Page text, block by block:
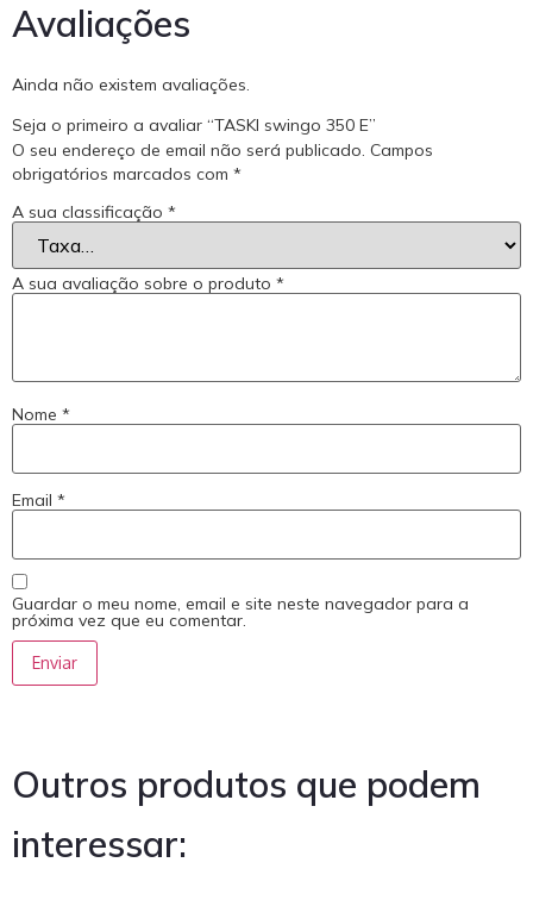
Avaliações
Ainda não existem avaliações.
Seja o primeiro a avaliar “TASKI swingo 350 E”
O seu endereço de email não será publicado. Campos
obrigatórios marcados com *
A sua classificação *
A sua avaliação sobre o produto *
Nome *
Email *
Guardar o meu nome, email e site neste navegador para a
próxima vez que eu comentar.
Outros produtos que podem
interessar: